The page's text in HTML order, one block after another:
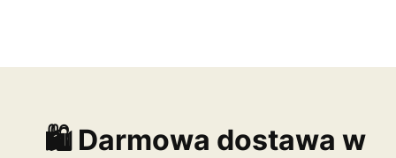
🛍️ Darmowa dostawa w